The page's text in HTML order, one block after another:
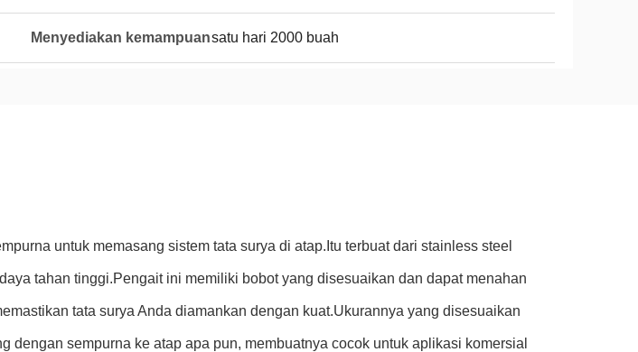
Menyediakan kemampuansatu hari 2000 buah
untuk memasang sistem tata surya di atap.Itu terbuat dari stainless steel
tahan tinggi.Pengait ini memiliki bobot yang disesuaikan dan dapat menahan
tata surya Anda diamankan dengan kuat.Ukurannya yang disesuaikan
dengan sempurna ke atap apa pun, membuatnya cocok untuk aplikasi komersial